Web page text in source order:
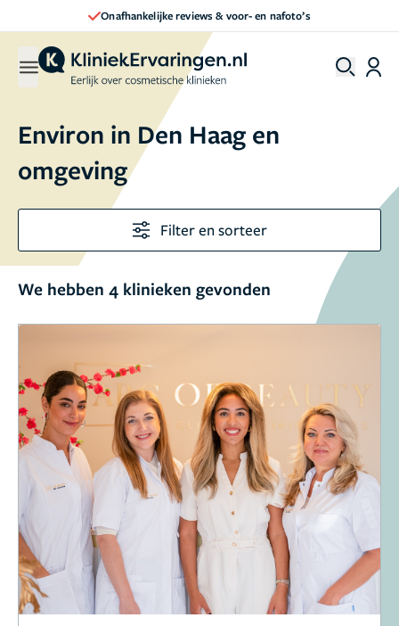
Onafhankelijke reviews & voor- en nafoto’s
Environ in Den Haag en
omgeving
Filter en sorteer
We hebben 4 klinieken gevonden